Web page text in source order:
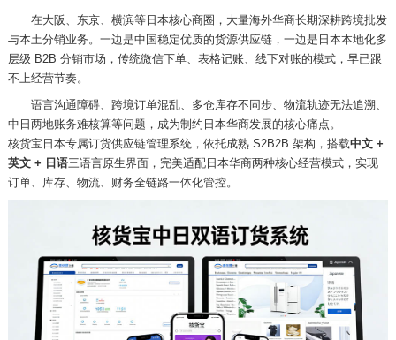
在大阪、东京、横滨等日本核心商圈，大量海外华商长期深耕跨境批发
与本土分销业务。一边是中国稳定优质的货源供应链，一边是日本本地化多
层级 B2B 分销市场，传统微信下单、表格记账、线下对账的模式，早已跟
不上经营节奏。
语言沟通障碍、跨境订单混乱、多仓库存不同步、物流轨迹无法追溯、
中日两地账务难核算等问题，成为制约日本华商发展的核心痛点。
核货宝日本专属订货供应链管理系统，依托成熟 S2B2B 架构，搭载中文 +
英文 + 日语三语言原生界面，完美适配日本华商两种核心经营模式，实现
订单、库存、物流、财务全链路一体化管控。